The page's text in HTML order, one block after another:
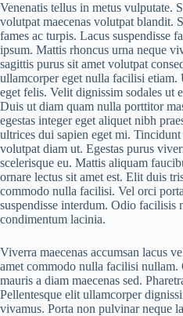
Venenatis tellus in metus vulputate.
volutpat maecenas volutpat blandit.
fames ac turpis. Lacus suspendisse
ipsum. Mattis rhoncus urna neque
sagittis purus sit amet volutpat
ullamcorper eget nulla facilisi
eget felis. Velit dignissim sodales ut
Duis ut diam quam nulla porttitor
egestas integer eget aliquet nibh
ultrices dui sapien eget mi.
volutpat diam ut. Egestas purus
scelerisque eu. Mattis aliquam
ornare lectus sit amet est. Elit duis
commodo nulla facilisi. Vel orci
suspendisse interdum. Odio facilisis
condimentum lacinia.
Viverra maecenas accumsan lacus
amet commodo nulla facilisi
mauris a diam maecenas sed.
Pellentesque elit ullamcorper
vivamus. Porta non pulvinar neque